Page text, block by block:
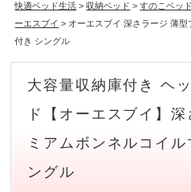
快適ベッド生活 >収納ベッド >すのこベッド
ーエスブイ > オーエスブイ 深さラージ 薄
付き シングル
大容量収納庫付き ヘ
ド【オーエスブイ】
ミアムボンネルコイ
ングル